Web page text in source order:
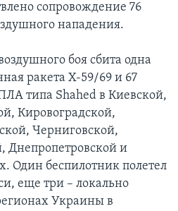
сопровождение 76
нападения.
боя сбита одна
ракета Х-59/69 и 67
типа Shahed в Киевской,
Кировоградской,
Черниговской,
Днепропетровской и
Один беспилотник полетел
еще три – локально
Украины в